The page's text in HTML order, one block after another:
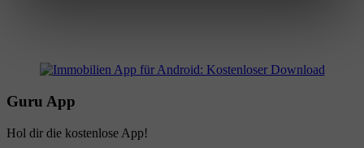
Guru App
Hol dir die kostenlose App!